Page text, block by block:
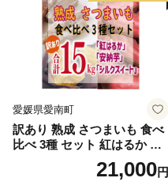
愛媛県愛南町
訳あり 熟成 さつまいも 食べ
比べ 3種 セット 紅はるか 安
納芋 シルクスイート 合計 15
kg サイズ混合 サツマイモ 焼
21,000円